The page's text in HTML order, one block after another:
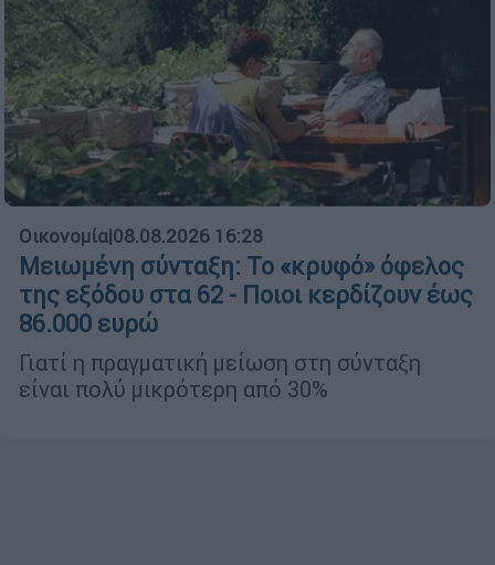
Οικονομία|08.08.2026 16:28
Μειωμένη σύνταξη: Το «κρυφό» όφελος
της εξόδου στα 62 - Ποιοι κερδίζουν έως
86.000 ευρώ
Γιατί η πραγματική μείωση στη σύνταξη
είναι πολύ μικρότερη από 30%